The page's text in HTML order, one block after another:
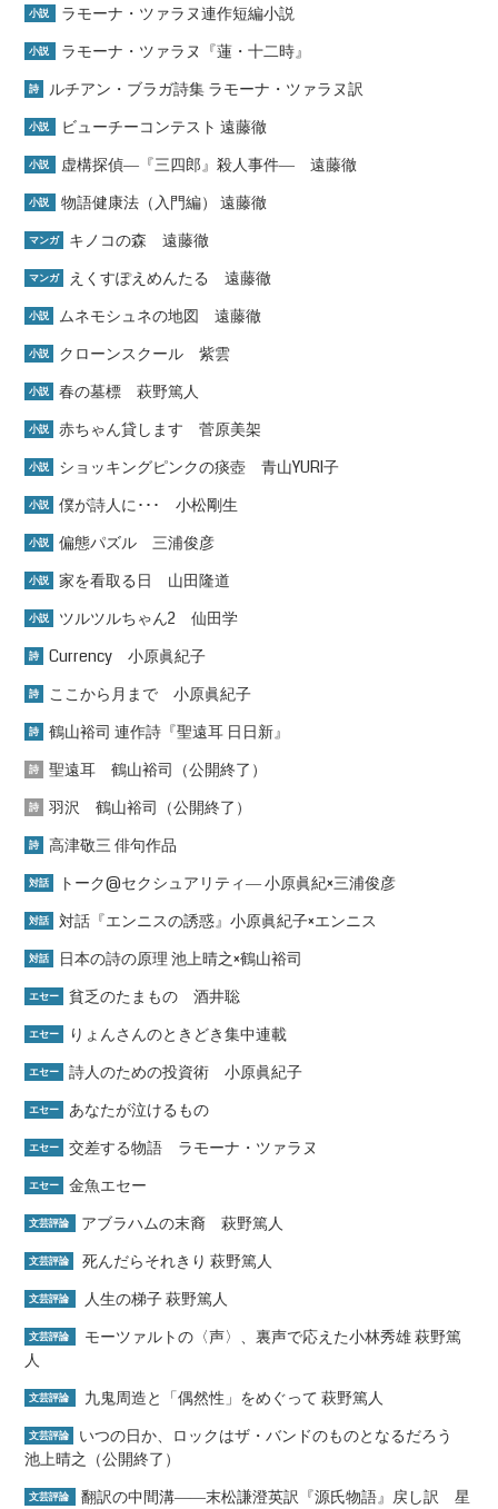
小説 ラモーナ・ツァラヌ連作短編小説
小説 ラモーナ・ツァラヌ『蓮・十二時』
詩 ルチアン・ブラガ詩集 ラモーナ・ツァラヌ訳
小説 ビューチーコンテスト 遠藤徹
小説 虚構探偵―『三四郎』殺人事件― 遠藤徹
小説 物語健康法（入門編） 遠藤徹
マンガ キノコの森 遠藤徹
マンガ えくすぽえめんたる 遠藤徹
小説 ムネモシュネの地図 遠藤徹
小説 クローンスクール 紫雲
小説 春の墓標 萩野篤人
小説 赤ちゃん貸します 菅原美架
小説 ショッキングピンクの痰壺 青山YURI子
小説 僕が詩人に･･･ 小松剛生
小説 偏態パズル 三浦俊彦
小説 家を看取る日 山田隆道
小説 ツルツルちゃん2 仙田学
詩 Currency 小原眞紀子
詩 ここから月まで 小原眞紀子
詩 鶴山裕司 連作詩『聖遠耳 日日新』
詩 聖遠耳 鶴山裕司（公開終了）
詩 羽沢 鶴山裕司（公開終了）
詩 高津敬三 俳句作品
対話 トーク@セクシュアリティ― 小原眞紀×三浦俊彦
対話 対話『エンニスの誘惑』小原眞紀子×エンニス
対話 日本の詩の原理 池上晴之×鶴山裕司
エセー 貧乏のたまもの 酒井聡
エセー りょんさんのときどき集中連載
エセー 詩人のための投資術 小原眞紀子
エセー あなたが泣けるもの
エセー 交差する物語 ラモーナ・ツァラヌ
エセー 金魚エセー
文芸評論 アブラハムの末裔 萩野篤人
文芸評論 死んだらそれきり 萩野篤人
文芸評論 人生の梯子 萩野篤人
文芸評論
モーツァルトの〈声〉、裏声で応えた小林秀雄 萩野篤
人
文芸評論 九鬼周造と「偶然性」をめぐって 萩野篤人
文芸評論
いつの日か、ロックはザ・バンドのものとなるだろう
池上晴之（公開終了）
文芸評論
翻訳の中間溝――末松謙澄英訳『源氏物語』戻し訳 星